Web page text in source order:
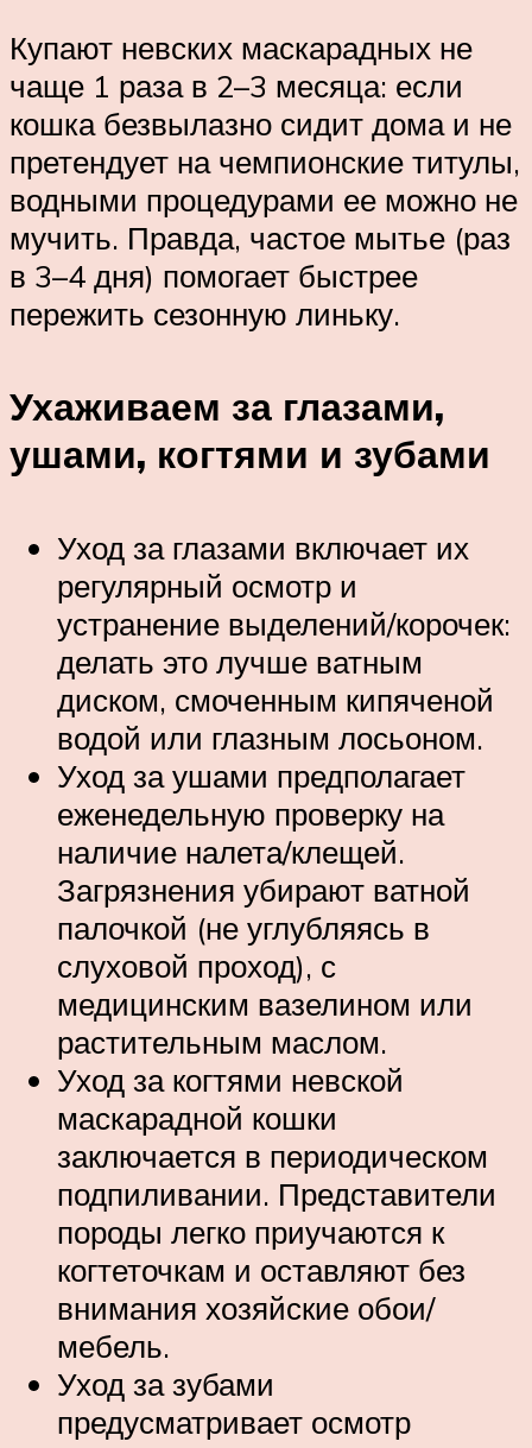
Купают невских маскарадных не
чаще 1 раза в 2–3 месяца: если
кошка безвылазно сидит дома и не
претендует на чемпионские титулы,
водными процедурами ее можно не
мучить. Правда, частое мытье (раз
в 3–4 дня) помогает быстрее
пережить сезонную линьку.
Ухаживаем за глазами,
ушами, когтями и зубами
Уход за глазами включает их
регулярный осмотр и
устранение выделений/корочек:
делать это лучше ватным
диском, смоченным кипяченой
водой или глазным лосьоном.
Уход за ушами предполагает
еженедельную проверку на
наличие налета/клещей.
Загрязнения убирают ватной
палочкой (не углубляясь в
слуховой проход), с
медицинским вазелином или
растительным маслом.
Уход за когтями невской
маскарадной кошки
заключается в периодическом
подпиливании. Представители
породы легко приучаются к
когтеточкам и оставляют без
внимания хозяйские обои/
мебель.
Уход за зубами
предусматривает осмотр